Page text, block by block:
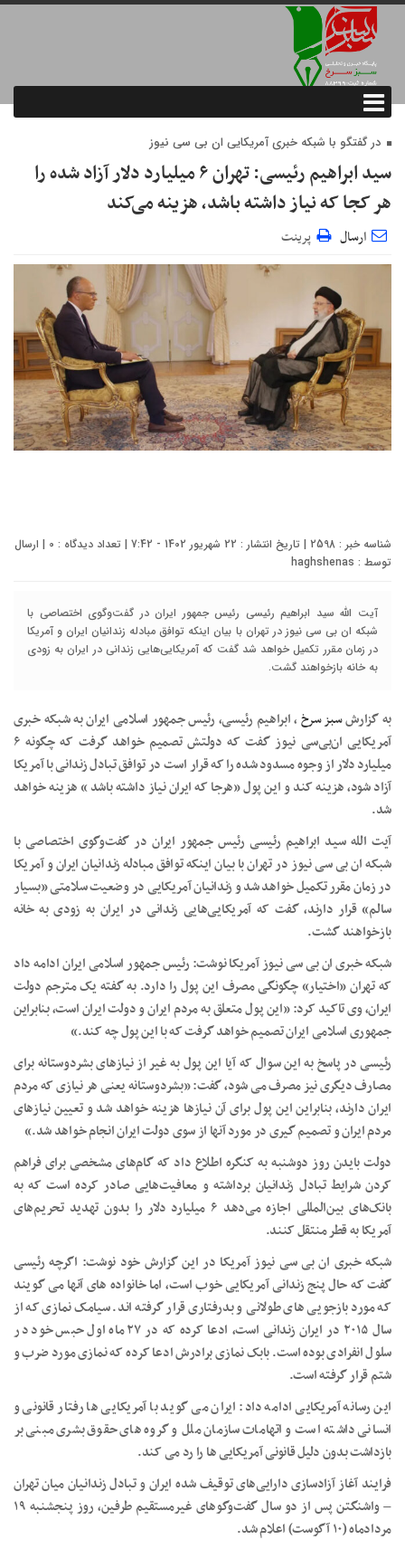
در گفتگو با شبکه خبری آمریکایی ان بی سی نیوز
سید ابراهیم رئیسی: تهران ۶ میلیارد دلار آزاد شده را
هر کجا که نیاز داشته باشد، هزینه می‌کند
ارسال پرینت
شناسه خبر : 2598 | تاریخ انتشار : 22 شهریور 1402 - 7:42 | تعداد دیدگاه : 0 | ارسال
توسط : haghshenas
آیت الله سید ابراهیم رئیسی رئیس جمهور ایران در گفت‌وگوی اختصاصی با
شبکه ان بی سی نیوز در تهران با بیان اینکه توافق مبادله زندانیان ایران و آمریکا
در زمان مقرر تکمیل خواهد شد گفت که آمریکایی‌هایی زندانی در ایران به زودی
به خانه بازخواهند گشت.
به گزارشسبز سرخ ، ابراهیم رئیسی، رئیس جمهور اسلامی ایران به شبکه خبری
آمریکایی ان‌بی‌سی نیوز گفت که دولتش تصمیم خواهد گرفت که چگونه ۶
میلیارد دلار از وجوه مسدود شده را که قرار است در توافق تبادل زندانی با آمریکا
آزاد شود، هزینه کند و این پول «هرجا که ایران نیاز داشته باشد » هزینه خواهد
شد.
آیت الله سید ابراهیم رئیسی رئیس جمهور ایران در گفت‌وگوی اختصاصی با
شبکه ان بی سی نیوز در تهران با بیان اینکه توافق مبادله زندانیان ایران و آمریکا
در زمان مقرر تکمیل خواهد شد و زندانیان آمریکایی در وضعیت سلامتی «بسیار
سالم» قرار دارند، گفت که آمریکایی‌هایی زندانی در ایران به زودی به خانه
بازخواهند گشت.
شبکه خبری ان بی سی نیوز آمریکا نوشت: رئیس جمهور اسلامی ایران ادامه داد
که تهران «اختیار» چگونگی مصرف این پول را دارد. به گفته یک مترجم دولت
ایران، وی تاکید کرد: «این پول متعلق به مردم ایران و دولت ایران است، بنابراین
جمهوری اسلامی ایران تصمیم خواهد گرفت که با این پول چه کند.»
رئیسی در پاسخ به این سوال که آیا این پول به غیر از نیازهای بشردوستانه برای
مصارف دیگری نیز مصرف می شود، گفت: «بشردوستانه یعنی هر نیازی که مردم
ایران دارند، بنابراین این پول برای آن نیازها هزینه خواهد شد و تعیین نیازهای
مردم ایران و تصمیم گیری در مورد آنها از سوی دولت ایران انجام خواهد شد.»
دولت بایدن روز دوشنبه به کنگره اطلاع داد که گام‌های مشخصی برای فراهم
کردن شرایط تبادل زندانیان برداشته و معافیت‌هایی صادر کرده است که به
بانک‌های بین‌المللی اجازه می‌دهد ۶ میلیارد دلار را بدون تهدید تحریم‌های
آمریکا به قطر منتقل کنند.
شبکه خبری ان بی سی نیوز آمریکا در این گزارش خود نوشت: اگرچه رئیسی
گفت که حال پنج زندانی آمریکایی خوب است، اما خانواده های آنها می گویند
که مورد بازجویی های طولانی و بدرفتاری قرار گرفته اند. سیامک نمازی که از
سال ۲۰۱۵ در ایران زندانی است، ادعا کرده که در ۲۷ ماه اول حبس خود در
سلول انفرادی بوده است. بابک نمازی برادرش ادعا کرده که نمازی مورد ضرب و
شتم قرار گرفته است.
این رسانه آمریکایی ادامه داد: ایران می گوید با آمریکایی ها رفتار قانونی و
انسانی داشته است و اتهامات سازمان ملل و گروه های حقوق بشری مبنی بر
بازداشت بدون دلیل قانونی آمریکایی ها را رد می کند.
فرایند آغاز آزادسازی دارایی‌های توقیف شده ایران و تبادل زندانیان میان تهران
– واشنگتن پس از دو سال گفت‌وگوهای غیرمستقیم طرفین، روز پنجشنبه ۱۹
مردادماه (۱۰ آگوست) اعلام شد.